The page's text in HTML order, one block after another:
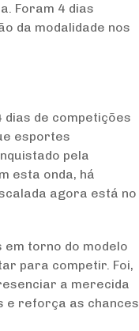
Foram 4 dias
da modalidade nos
de competições
esportes
pela
esta onda, há
agora está no
torno do modelo
para competir. Foi,
a merecida
e reforça as chances